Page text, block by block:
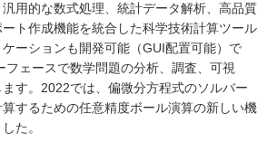
用的な数式処理、統計データ解析、高品質
ト作成機能を統合した科学技術計算ツール
ーションも開発可能（GUI配置可能）で
フェースで数学問題の分析、調査、可視
す。2022では、偏微分方程式のソルバー
するための任意精度ボール演算の新しい機
た。